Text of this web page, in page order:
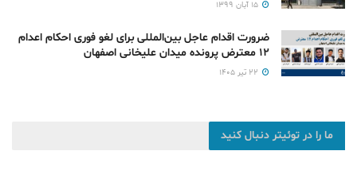
ضرورت اقدام عاجل بین‌المللی برای لغو فوری احکام اعدام
۱۲ معترض پرونده میدان علیخانی اصفهان
ما را در توئیتر دنبال کنید